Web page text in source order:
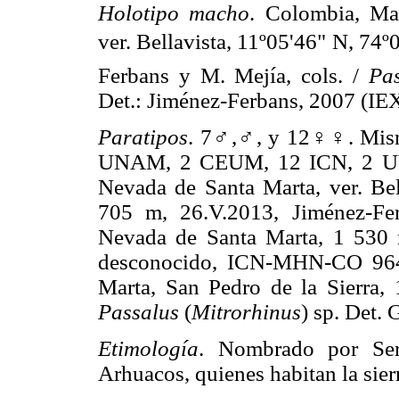
Holotipo macho. Colombia,
ver. Bellavista, 11º05'46" N,
Ferbans y M. Mejía, cols. /
Det.: Jiménez-Ferbans, 2007
Paratipos. 7♂,♂, y 12♀♀.
UNAM, 2 CEUM, 12 ICN, 2
Nevada de Santa Marta, ver.
705 m, 26.V.2013, Jiménez-
Nevada de Santa Marta, 1
desconocido, ICN-MHN-CO
Marta, San Pedro de la
Passalus (Mitrorhinus) sp. Det.
Etimología. Nombrado por
Arhuacos, quienes habitan la